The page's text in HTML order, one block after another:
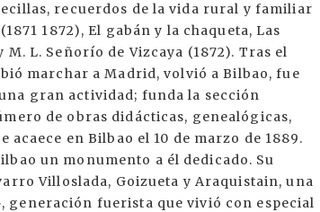
recuerdos de la vida rural y familiar
1872), El gabán y la chaqueta, Las
L. Señorío de Vizcaya (1872). Tras el
marchar a Madrid, volvió a Bilbao, fue
gran actividad; funda la sección
de obras didácticas, genealógicas,
en Bilbao el 10 de marzo de 1889.
un monumento a él dedicado. Su
Villoslada, Goizueta y Araquistain, una
fuerista que vivió con especial